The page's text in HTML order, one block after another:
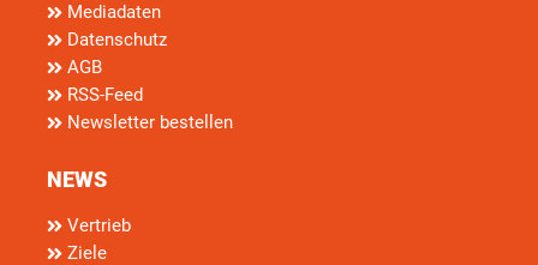
Mediadaten
Datenschutz
AGB
RSS-Feed
Newsletter bestellen
NEWS
Vertrieb
Ziele